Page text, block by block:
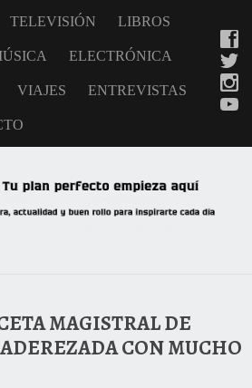
TELEVISIÓN LIBROS
ELECTRÓNICA
VIAJES ENTREVISTAS
MAGISTRAL DE
CON MUCHO